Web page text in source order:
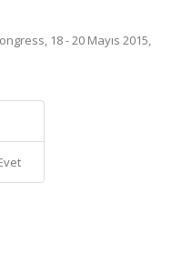
18 - 20 Mayıs 2015,